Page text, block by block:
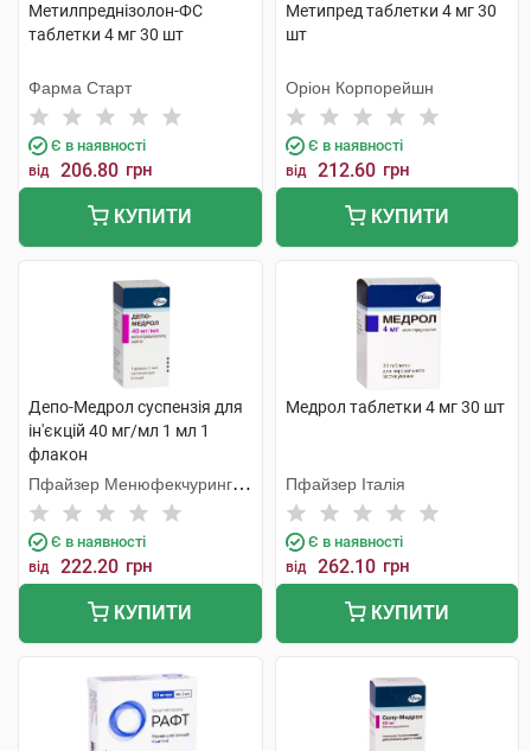
Метилпреднізолон-ФС
таблетки 4 мг 30 шт
Фарма Старт
Є в наявності
від 206.80 грн
КУПИТИ
Метипред таблетки 4 мг 30
шт
Оріон Корпорейшн
Є в наявності
від 212.60 грн
КУПИТИ
Депо-Медрол суспензія для
ін'єкцій 40 мг/мл 1 мл 1
флакон
Пфайзер Менюфекчуринг
Бельгія
Є в наявності
від 222.20 грн
КУПИТИ
Медрол таблетки 4 мг 30 шт
Пфайзер Італія
Є в наявності
від 262.10 грн
КУПИТИ